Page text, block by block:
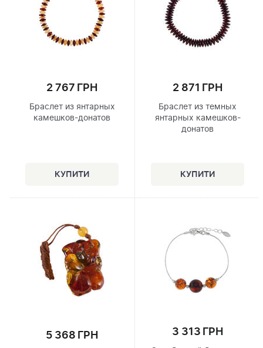
2 767 ГРН
Браслет из янтарных
камешков-донатов
2 871 ГРН
Браслет из темных
янтарных камешков-
донатов
5 368 ГРН 3 313 ГРН